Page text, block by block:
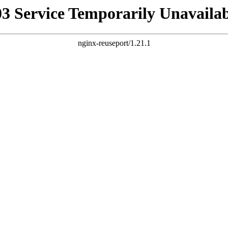
Service Temporarily
nginx-reuseport/1.21.1